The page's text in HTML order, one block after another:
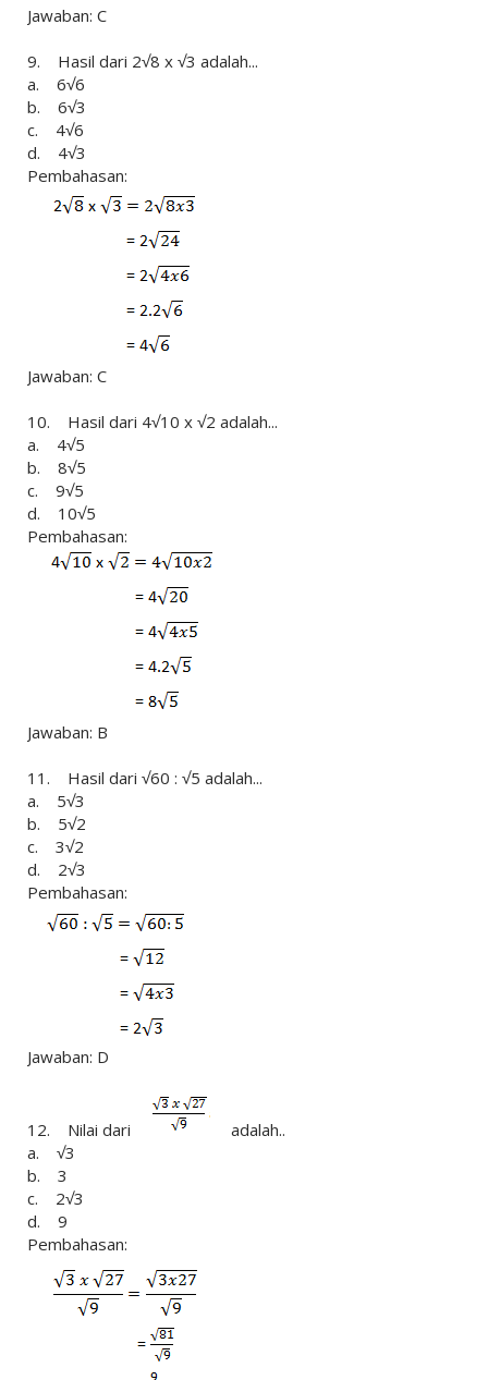
Jawaban: C
9. Hasil dari 2√8 x √3 adalah...
a. 6√6
b. 6√3
c. 4√6
d. 4√3
Pembahasan:
Jawaban: C
10. Hasil dari 4√10 x √2 adalah...
a. 4√5
b. 8√5
c. 9√5
d. 10√5
Pembahasan:
Jawaban: B
11. Hasil dari √60 : √5 adalah...
a. 5√3
b. 5√2
c. 3√2
d. 2√3
Pembahasan:
Jawaban: D
12. Nilai dari
adalah..
a. √3
b. 3
c. 2√3
d. 9
Pembahasan: